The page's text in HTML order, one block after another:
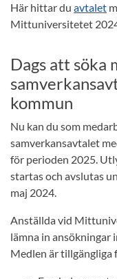
Här hittar du avtalet
Mittuniversitetet
Dags att söka
kommun
Nu kan du som
samverkansavtalet
för perioden 2025.
startas och avslutas
maj 2024.
Anställda vid
lämna in ansökningar
Medlen är tillgängliga